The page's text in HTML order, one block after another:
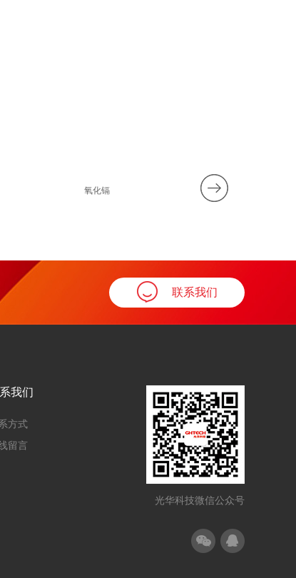
氧化镉
联系我们
我们
方式
留言
光华科技微信公众号